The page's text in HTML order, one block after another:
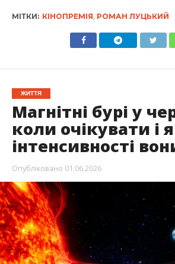
МІТКИ: КІНОПРЕМІЯ РОМАН ЛУЦЬКИЙ
ЖИТТЯ
Магнітні бурі у
коли очікувати і
інтенсивності
Опубліковано 01.06.2026